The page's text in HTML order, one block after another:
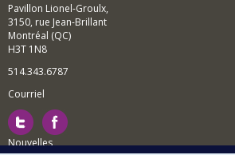
Pavillon Lionel-Groulx,
3150, rue Jean-Brillant
Montréal (QC)
H3T 1N8
514.343.6787
Courriel
Nouvelles